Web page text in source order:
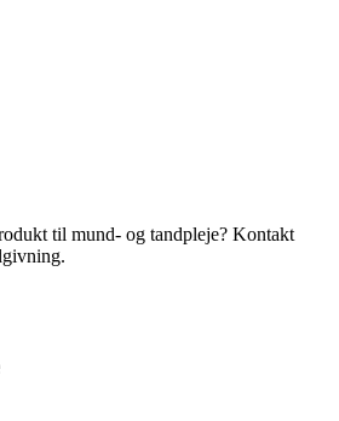
til mund- og tandpleje? Kontakt